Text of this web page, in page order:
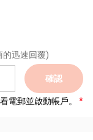
的迅速回覆)
確認
電郵並啟動帳戶。